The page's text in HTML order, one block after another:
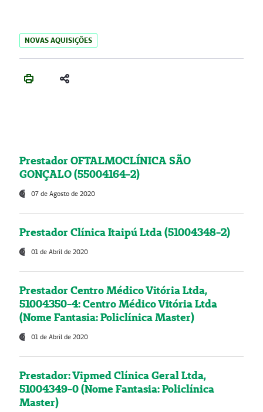
NOVAS AQUISIÇÕES
Prestador OFTALMOCLÍNICA SÃO
GONÇALO (55004164-2)
07 de Agosto de 2020
Prestador Clínica Itaipú Ltda (51004348-2)
01 de Abril de 2020
Prestador Centro Médico Vitória Ltda,
51004350-4: Centro Médico Vitória Ltda
(Nome Fantasia: Policlínica Master)
01 de Abril de 2020
Prestador: Vipmed Clínica Geral Ltda,
51004349-0 (Nome Fantasia: Policlínica
Master)